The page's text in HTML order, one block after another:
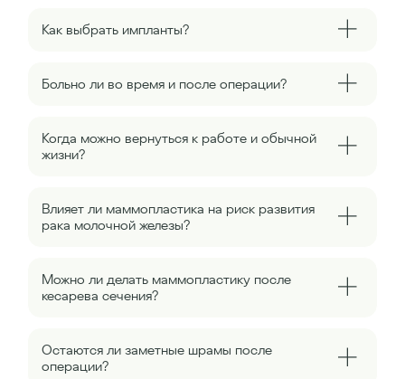
Как выбрать импланты?
Больно ли во время и после операции?
Когда можно вернуться к работе и обычной
жизни?
Влияет ли маммопластика на риск развития
рака молочной железы?
Можно ли делать маммопластику после
кесарева сечения?
Остаются ли заметные шрамы после
операции?